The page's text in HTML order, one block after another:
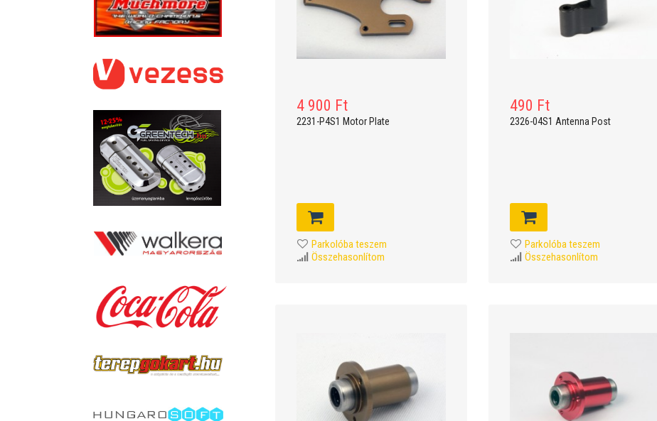
4 900 Ft
2231-P4S1 Motor Plate
Parkolóba teszem
Összehasonlítom
490 Ft
2326-04S1 Antenna Post
Parkolóba teszem
Összehasonlítom